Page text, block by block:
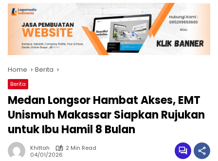
Home Berita
Berita
Medan Longsor Hambat Akses, EMT
Unismuh Makassar Siapkan Rujukan
untuk Ibu Hamil 8 Bulan
Khittah
2 Min Read
04/01/2026